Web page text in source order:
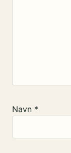
Navn *